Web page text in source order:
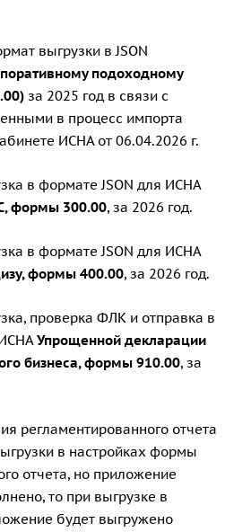
выгрузки в JSON
подоходному
за 2025 год в связи с
в процесс импорта
ИСНА от 06.04.2026 г.
в формате JSON для ИСНА
формы 300.00, за 2026 год.
в формате JSON для ИСНА
формы 400.00, за 2026 год.
проверка ФЛК и отправка в
Упрощенной декларации
бизнеса, формы 910.00, за
регламентированного отчета
в настройках формы
отчета, но приложение
то при выгрузке в
будет выгружено